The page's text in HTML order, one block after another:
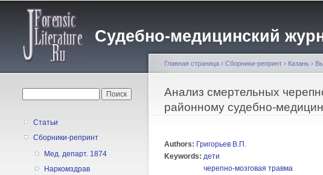
Судебно-медицинский
Статьи
Сборники-репринт
Мед. департ. 1874
Наркомздрав
Вы здесь
Главная страница › Сборники-репринт › Казань ›
Анализ смертельных
районному судебно-
Authors: Григорьев В.П.
Keywords: дети
черепно-мозговая травма